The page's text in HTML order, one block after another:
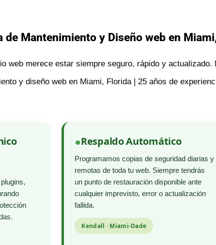
de Mantenimiento y Diseño web en
web merece estar siempre seguro, rápido y
y diseño web en Miami, Florida | 25 años de
Respaldo Automático
Programamos copias de seguridad diarias y
remotas de toda tu web. Siempre tendrás
un punto de restauración disponible ante
cualquier imprevisto, error o actualización
fallida.
Kendall · Miami-Dade